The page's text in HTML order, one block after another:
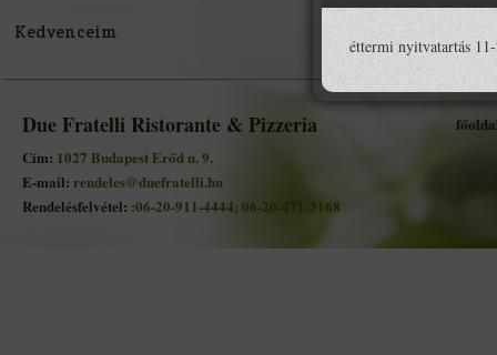
éttermi nyitvatartás
Kedvenceim
Due Fratelli Ristorante & Pizzeria
Cím: 1027 Budapest Erőd u. 9.
E-mail: rendeles@duefratelli.hu
Rendelésfelvétel: :06-20-911-4444; 06-20-471-3168